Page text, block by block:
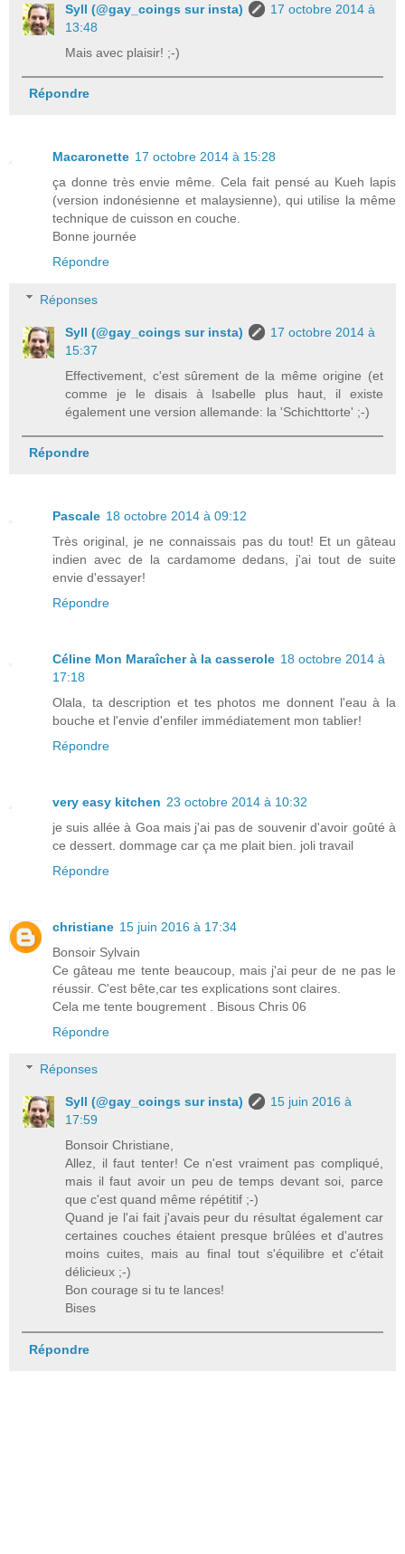
Syll (@gay_coings sur insta)
17 octobre 2014 à
13:48
Mais avec plaisir! ;-)
Répondre
Macaronette 17 octobre 2014 à 15:28
ça donne très envie même. Cela fait pensé au Kueh lapis
(version indonésienne et malaysienne), qui utilise la même
technique de cuisson en couche.
Bonne journée
Répondre
Réponses
Syll (@gay_coings sur insta)
17 octobre 2014 à
15:37
Effectivement, c'est sûrement de la même origine (et
comme je le disais à Isabelle plus haut, il existe
également une version allemande: la 'Schichttorte' ;-)
Répondre
Pascale 18 octobre 2014 à 09:12
Très original, je ne connaissais pas du tout! Et un gâteau
indien avec de la cardamome dedans, j'ai tout de suite
envie d'essayer!
Répondre
Céline Mon Maraîcher à la casserole 18 octobre 2014 à
17:18
Olala, ta description et tes photos me donnent l'eau à la
bouche et l'envie d'enfiler immédiatement mon tablier!
Répondre
very easy kitchen 23 octobre 2014 à 10:32
je suis allée à Goa mais j'ai pas de souvenir d'avoir goûté à
ce dessert. dommage car ça me plait bien. joli travail
Répondre
christiane 15 juin 2016 à 17:34
Bonsoir Sylvain
Ce gâteau me tente beaucoup, mais j'ai peur de ne pas le
réussir. C'est bête,car tes explications sont claires.
Cela me tente bougrement . Bisous Chris 06
Répondre
Réponses
Syll (@gay_coings sur insta)
15 juin 2016 à
17:59
Bonsoir Christiane,
Allez, il faut tenter! Ce n'est vraiment pas compliqué,
mais il faut avoir un peu de temps devant soi, parce
que c'est quand même répétitif ;-)
Quand je l'ai fait j'avais peur du résultat également car
certaines couches étaient presque brûlées et d'autres
moins cuites, mais au final tout s'équilibre et c'était
délicieux ;-)
Bon courage si tu te lances!
Bises
Répondre